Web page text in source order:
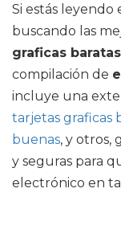
Si estás leyendo
buscando las
graficas baratas
compilación de
incluye una
tarjetas graficas
buenas, y otros,
y seguras para
electrónico en